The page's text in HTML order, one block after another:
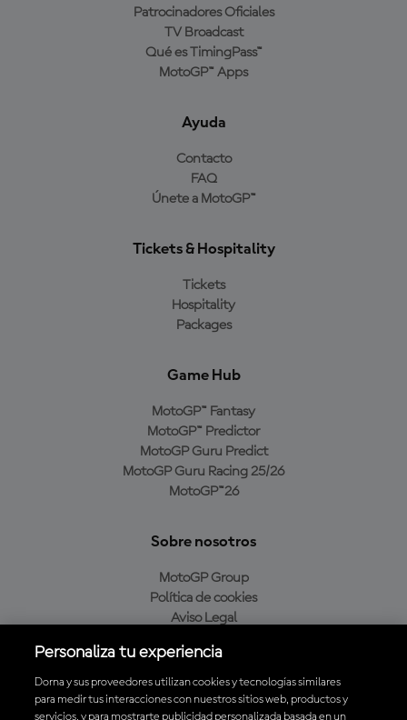
Patrocinadores Oficiales
TV Broadcast
Qué es TimingPass™
MotoGP™ Apps
Ayuda
Contacto
FAQ
Únete a MotoGP™
Tickets & Hospitality
Tickets
Hospitality
Packages
Game Hub
MotoGP™ Fantasy
MotoGP™ Predictor
MotoGP Guru Predict
MotoGP Guru Racing 25/26
MotoGP™26
Sobre nosotros
MotoGP Group
Política de cookies
Aviso Legal
Política de compra
Personaliza tu experiencia
Dorna y sus proveedores utilizan cookies y tecnologías similares
para medir tus interacciones con nuestros sitios web, productos y
servicios, y para mostrarte publicidad personalizada basada en un